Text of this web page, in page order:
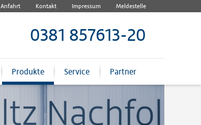
Anfahrt Kontakt Impressum Meldestelle
0381 857613-20
Produkte Service Partner